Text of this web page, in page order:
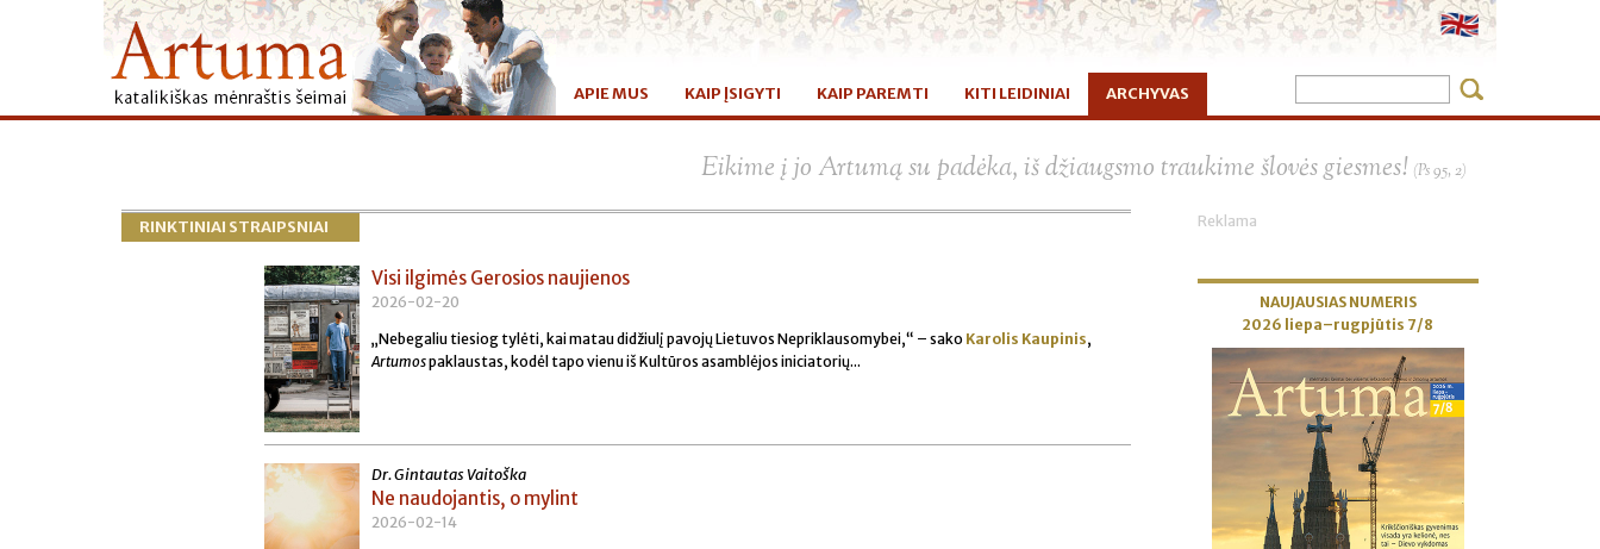
APIE MUS KAIP ĮSIGYTI KAIP PAREMTI KITI LEIDINIAI ARCHYVAS
Eikime į jo Artumą su padėka, iš džiaugsmo traukime šlovės giesmes! (Ps 95, 2)
RINKTINIAI STRAIPSNIAI
Visi ilgimės Gerosios naujienos
2026-02-20
„Nebegaliu tiesiog tylėti, kai matau didžiulį pavojų Lietuvos Nepriklausomybei,“ – sako Karolis Kaupinis,
Artumospaklaustas, kodėl tapo vienu iš Kultūros asamblėjos iniciatorių...
Dr. Gintautas Vaitoška
Ne naudojantis, o mylint
2026-02-14
Reklama
NAUJAUSIAS NUMERIS
2026 liepa–rugpjūtis 7/8